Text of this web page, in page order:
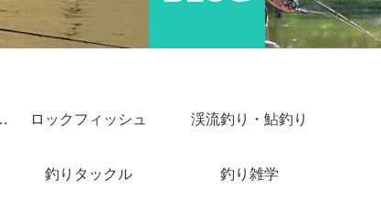
ャスティング ロックフィッシュ 渓流釣り・鮎釣り
釣りタックル 釣り雑学